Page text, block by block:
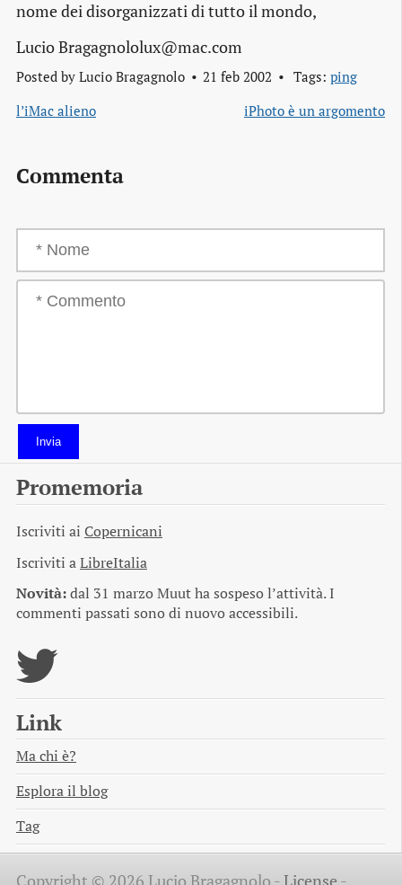
nome dei disorganizzati di tutto il mondo,
Lucio Bragagnololux@mac.com
Posted by Lucio Bragagnolo 21 feb 2002 Tags: ping
l’iMac alieno
iPhoto è un argomento
Commenta
Invia
Promemoria
Iscriviti ai Copernicani
Iscriviti aLibreItalia
Novità:dal 31 marzo Muut ha sospeso l’attività. I
commenti passati sono di nuovo accessibili.
Link
Ma chi è?
Esplora il blog
Tag